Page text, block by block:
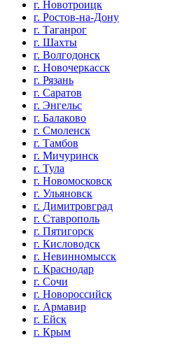
г. Новотроицк
г. Ростов-на-Дону
г. Таганрог
г. Шахты
г. Волгодонск
г. Новочеркасск
г. Рязань
г. Саратов
г. Энгельс
г. Балаково
г. Смоленск
г. Тамбов
г. Мичуринск
г. Тула
г. Новомосковск
г. Ульяновск
г. Димитровград
г. Ставрополь
г. Пятигорск
г. Кисловодск
г. Невинномысск
г. Краснодар
г. Сочи
г. Новороссийск
г. Армавир
г. Ейск
г. Крым